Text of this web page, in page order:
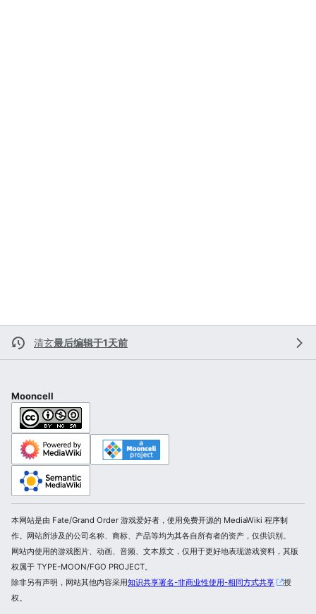
清玄最后编辑于1天前
Mooncell
本网站是由 Fate/Grand Order 游戏爱好者，使用免费开源的 MediaWiki 程序制
作。网站所涉及的公司名称、商标、产品等均为其各自所有者的资产，仅供识别。
网站内使用的游戏图片、动画、音频、文本原文，仅用于更好地表现游戏资料，其版
权属于 TYPE-MOON/FGO PROJECT。
除非另有声明，网站其他内容采用知识共享署名-非商业性使用-相同方式共享
授
权。